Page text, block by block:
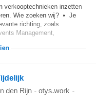
verkooptechnieken inzetten
Wie zoeken wij? • Je
richting, zoals
Management,
den Rijn - otys.work -